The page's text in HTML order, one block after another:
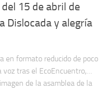
15 de abril de
Dislocada y alegría
en formato reducido de poco
voz tras el EcoEncuentro,…
de la asamblea de la